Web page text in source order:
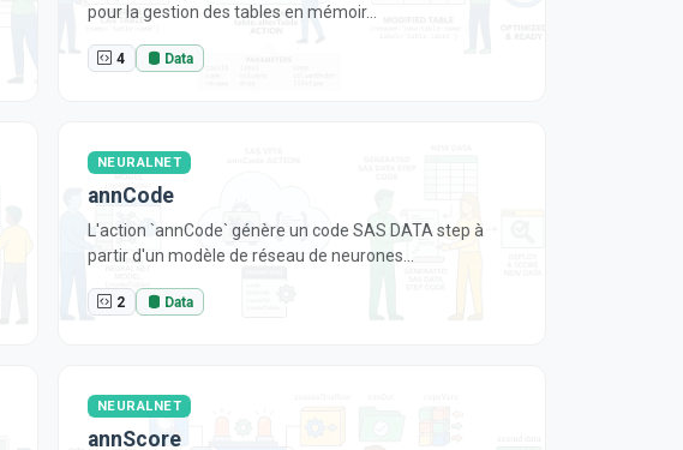
pour la gestion des tables en mémoir...
4 Data
NEURALNET
annCode
L'action `annCode` génère un code SAS DATA step à
partir d'un modèle de réseau de neurones...
2 Data
NEURALNET
annScore